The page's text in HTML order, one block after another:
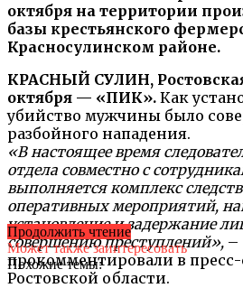
октября на территории
базы крестьянского
Красносулинском районе.
КРАСНЫЙ СУЛИН,
октября — «ПИК». Как
убийство мужчины было
разбойного нападения.
«В настоящее время
отдела совместно с
выполняется комплекс
оперативных мероприятий,
установление и задержание
совершению преступлений», –
прокомментировали в
Ростовской области.
Продолжить чтение
Может также заинтересовать
Похожие темы: